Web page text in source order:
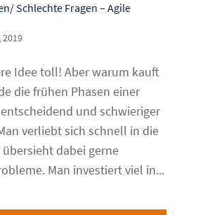
Schlechte Fragen – Agile
2019
Idee toll! Aber warum kauft
die frühen Phasen einer
und schwieriger
verliebt sich schnell in die
dabei gerne
Man investiert viel in...